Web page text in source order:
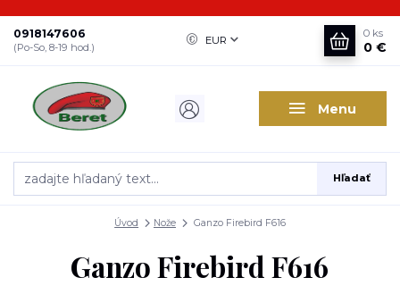
Menu
EUR
Hľadať
0918147606
(Po-So, 8-19 hod.)
0 ks
0 €
Úvod Nože Ganzo Firebird F616
Ganzo Firebird F616